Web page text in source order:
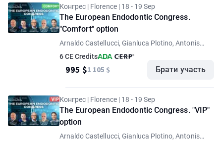
Конгрес | Florence | 18 - 19 Sep
The European Endodontic Congress.
"Comfort" option
Arnaldo Castellucci, Gianluca Plotino, Antonis
6 CE Credits
995 $1 105 $ Брати участь
Конгрес | Florence | 18 - 19 Sep
The European Endodontic Congress. "VIP"
option
Arnaldo Castellucci, Gianluca Plotino, Antonis